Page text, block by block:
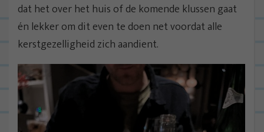
dat het over het huis of de komende klussen gaat
én lekker om dit even te doen net voordat alle
kerstgezelligheid zich aandient.